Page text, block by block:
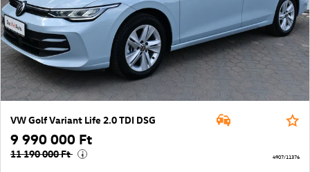
VW Golf Variant Life 2.0 TDI DSG
9 990 000 Ft
11 190 000 Ft i 4907/11376